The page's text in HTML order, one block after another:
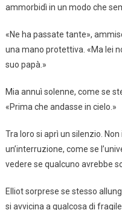
ammorbidì in un modo che
«Ne ha passate tante»,
una mano protettiva. «Ma lei
suo papà.»
Mia annuì solenne, come se
«Prima che andasse in cielo.»
Tra loro si aprì un silenzio.
un’interruzione, come se
vedere se qualcuno avrebbe
Elliot sorprese se stesso
si avvicina a qualcosa di fragile.